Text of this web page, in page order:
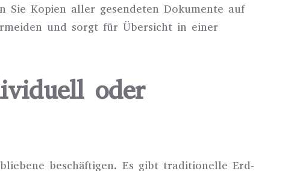
Sie Kopien aller gesendeten Dokumente auf
und sorgt für Übersicht in einer
oder
beschäftigen. Es gibt traditionelle Erd-